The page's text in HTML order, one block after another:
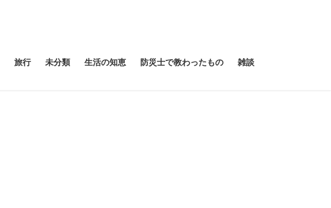
旅行 未分類 生活の知恵 防災士で教わったもの 雑談